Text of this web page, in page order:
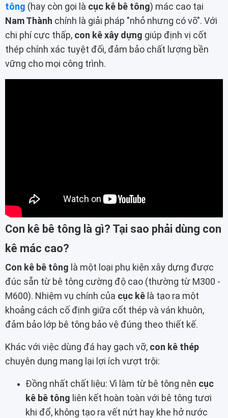
tông (hay còn gọi là cục kê bê tông) mác cao tại
Nam Thành chính là giải pháp "nhỏ nhưng có võ". Với
chi phí cực thấp, con kê xây dựng giúp định vị cốt
thép chính xác tuyệt đối, đảm bảo chất lượng bền
vững cho mọi công trình.
Con kê bê tông là gì? Tại sao phải dùng con
kê mác cao?
Con kê bê tông là một loại phụ kiện xây dựng được
đúc sẵn từ bê tông cường độ cao (thường từ M300 -
M600). Nhiệm vụ chính của cục kê là tạo ra một
khoảng cách cố định giữa cốt thép và ván khuôn,
đảm bảo lớp bê tông bảo vệ đúng theo thiết kế.
Khác với việc dùng đá hay gạch vỡ, con kê thép
chuyên dụng mang lại lợi ích vượt trội:
Đồng nhất chất liệu: Vì làm từ bê tông nên cục
kê bê tông liên kết hoàn toàn với bê tông tươi
khi đổ, không tạo ra vết nứt hay khe hở nước